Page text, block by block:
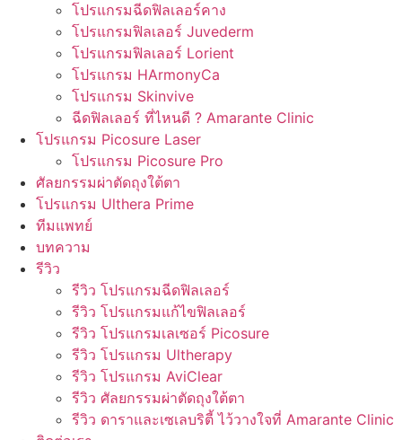
โปรแกรมฉีดฟิลเลอร์คาง
โปรแกรมฟิลเลอร์ Juvederm
โปรแกรมฟิลเลอร์ Lorient
โปรแกรม HArmonyCa
โปรแกรม Skinvive
ฉีดฟิลเลอร์ ที่ไหนดี ? Amarante Clinic
โปรแกรม Picosure Laser
โปรแกรม Picosure Pro
ศัลยกรรมผ่าตัดถุงใต้ตา
โปรแกรม Ulthera Prime
ทีมแพทย์
บทความ
รีวิว
รีวิว โปรแกรมฉีดฟิลเลอร์
รีวิว โปรแกรมแก้ไขฟิลเลอร์
รีวิว โปรแกรมเลเซอร์ Picosure
รีวิว โปรแกรม Ultherapy
รีวิว โปรแกรม AviClear
รีวิว ศัลยกรรมผ่าตัดถุงใต้ตา
รีวิว ดาราและเซเลบริตี้ ไว้วางใจที่ Amarante Clinic